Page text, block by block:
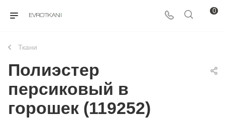
0
Ткани
Полиэстер
персиковый в
горошек (119252)